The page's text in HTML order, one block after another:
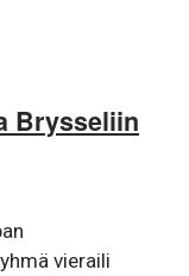
Brysseliin
vieraili